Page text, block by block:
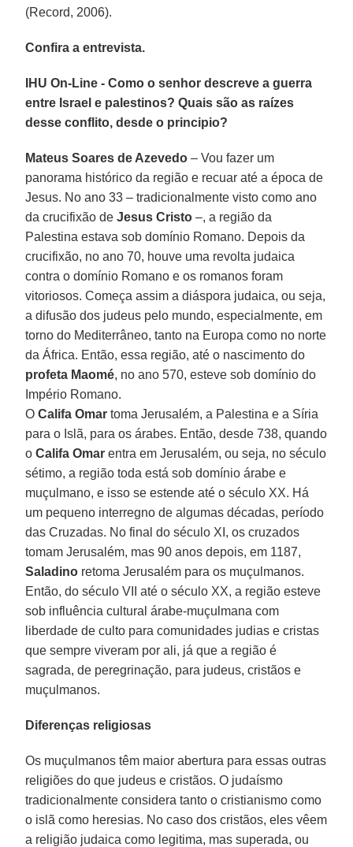
(Record, 2006).
Confira a entrevista.
IHU On-Line - Como o senhor descreve a guerra
entre Israel e palestinos? Quais são as raízes
desse conflito, desde o principio?
Mateus Soares de Azevedo – Vou fazer um
panorama histórico da região e recuar até a época de
Jesus. No ano 33 – tradicionalmente visto como ano
da crucifixão deJesus Cristo –, a região da
Palestina estava sob domínio Romano. Depois da
crucifixão, no ano 70, houve uma revolta judaica
contra o domínio Romano e os romanos foram
vitoriosos. Começa assim a diáspora judaica, ou seja,
a difusão dos judeus pelo mundo, especialmente, em
torno do Mediterrâneo, tanto na Europa como no norte
da África. Então, essa região, até o nascimento do
profeta Maomé, no ano 570, esteve sob domínio do
Império Romano.
OCalifa Omar toma Jerusalém, a Palestina e a Síria
para o Islã, para os árabes. Então, desde 738, quando
oCalifa Omar entra em Jerusalém, ou seja, no século
sétimo, a região toda está sob domínio árabe e
muçulmano, e isso se estende até o século XX. Há
um pequeno interregno de algumas décadas, período
das Cruzadas. No final do século XI, os cruzados
tomam Jerusalém, mas 90 anos depois, em 1187,
Saladino retoma Jerusalém para os muçulmanos.
Então, do século VII até o século XX, a região esteve
sob influência cultural árabe-muçulmana com
liberdade de culto para comunidades judias e cristas
que sempre viveram por ali, já que a região é
sagrada, de peregrinação, para judeus, cristãos e
muçulmanos.
Diferenças religiosas
Os muçulmanos têm maior abertura para essas outras
religiões do que judeus e cristãos. O judaísmo
tradicionalmente considera tanto o cristianismo como
o islã como heresias. No caso dos cristãos, eles vêem
a religião judaica como legitima, mas superada, ou